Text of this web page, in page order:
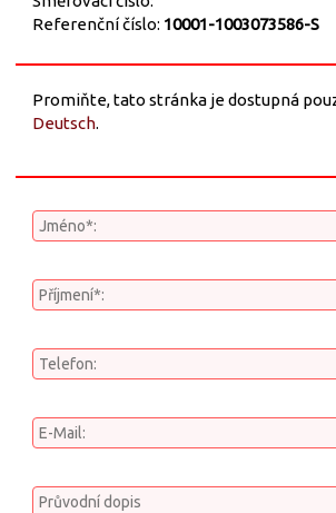
Referenční číslo: 10001-1003073586-S
Promiňte, tato stránka je dostupná
Deutsch.